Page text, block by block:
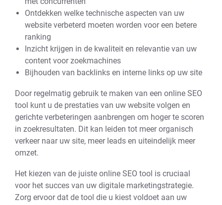
Ontdekken welke technische aspecten van uw
website verbeterd moeten worden voor een betere
ranking
Inzicht krijgen in de kwaliteit en relevantie van uw
content voor zoekmachines
Bijhouden van backlinks en interne links op uw site
Door regelmatig gebruik te maken van een online SEO
tool kunt u de prestaties van uw website volgen en
gerichte verbeteringen aanbrengen om hoger te scoren
in zoekresultaten. Dit kan leiden tot meer organisch
verkeer naar uw site, meer leads en uiteindelijk meer
omzet.
Het kiezen van de juiste online SEO tool is cruciaal
voor het succes van uw digitale marketingstrategie.
Zorg ervoor dat de tool die u kiest voldoet aan uw